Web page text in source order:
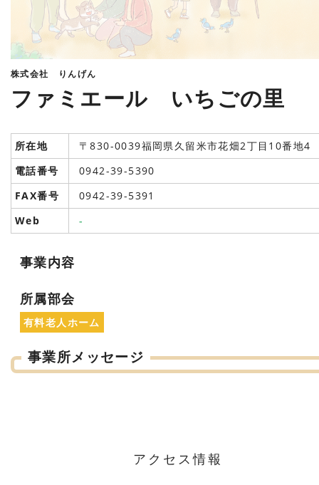
株式会社 りんげん
ファミエール いちごの里
所在地
〒830-0039福岡県久留米市花畑2丁目10番地4
電話番号
0942-39-5390
FAX番号
0942-39-5391
Web
-
事業内容
所属部会
有料老人ホーム
事業所メッセージ
アクセス情報